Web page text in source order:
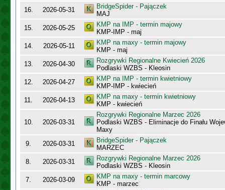
16.
2026-05-31
BridgeSpider - Pajączek
MAJ
15.
2026-05-25
KMP na IMP - termin majowy
KMP-IMP - maj
14.
2026-05-11
KMP na maxy - termin majowy
KMP - maj
13.
2026-04-30
Rozgrywki Regionalne Kwiecień 2026
Podlaski WZBS - Kleosin
12.
2026-04-27
KMP na IMP - termin kwietniowy
KMP-IMP - kwiecień
11.
2026-04-13
KMP na maxy - termin kwietniowy
KMP - kwiecień
10. 2026-03-31
Rozgrywki Regionalne Marzec 2026
Podlaski WZBS - Eliminacje do Finału
Maxy
9.
2026-03-31
BridgeSpider - Pajączek
MARZEC
8.
2026-03-31
Rozgrywki Regionalne Marzec 2026
Podlaski WZBS - Kleosin
7.
2026-03-09
KMP na maxy - termin marcowy
KMP - marzec